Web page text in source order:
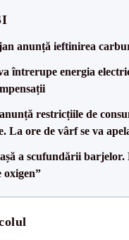
anunță ieftinirea
întrerupe energia
restricțiile de
La ore de vârf se va
a scufundării barjelor.
oxigen”